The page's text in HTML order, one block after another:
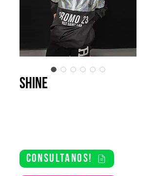
shine
consultanos!